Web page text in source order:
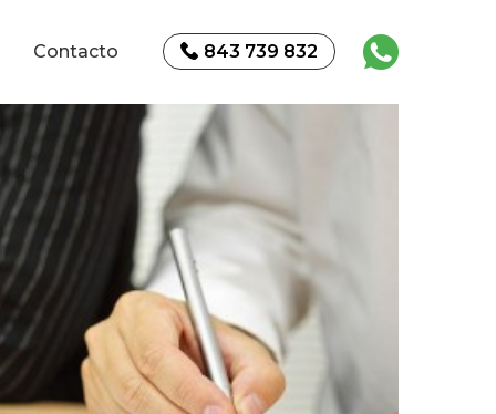
Contacto 843 739 832